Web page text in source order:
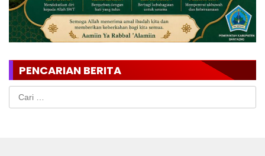
PENCARIAN BERITA
Cari
untuk: